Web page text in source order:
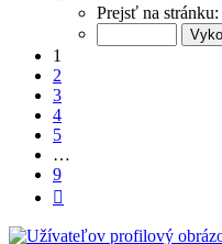
Prejsť na stránku:
1
2
3
4
5
…
9